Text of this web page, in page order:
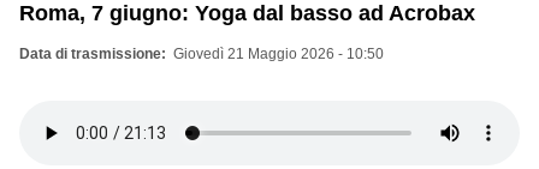
Roma, 7 giugno: Yoga dal basso ad Acrobax
Data di trasmissione Giovedì 21 Maggio 2026 - 10:50